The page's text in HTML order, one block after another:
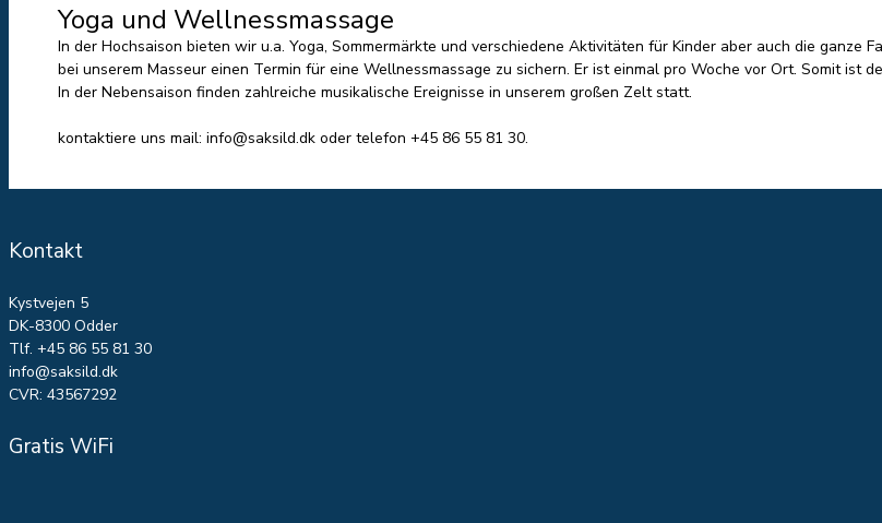
Yoga und Wellnessmassage
In der Hochsaison bieten wir u.a. Yoga, Sommermärkte und verschiedene Aktivitäten für Kinder aber auch die ganze
bei unserem Masseur einen Termin für eine Wellnessmassage zu sichern. Er ist einmal pro Woche vor Ort. Somit ist
In der Nebensaison finden zahlreiche musikalische Ereignisse in unserem großen Zelt statt.
kontaktiere uns mail: info@saksild.dk oder telefon +45 86 55 81 30.
Kontakt
Kystvejen 5
DK-8300 Odder
Tlf. +45 86 55 81 30
info@saksild.dk
CVR: 43567292
Gratis WiFi